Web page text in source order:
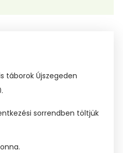
táborok Újszegeden
sorrendben töltjük